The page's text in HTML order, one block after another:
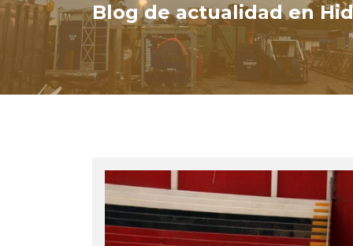
Blog de actualidad en